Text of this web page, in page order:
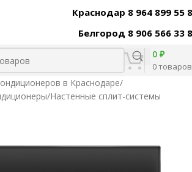
Краснодар 8 964 899 55
Белгород 8 906 566 33
0товаров
0 ₽
в Краснодаре/
/Настенные сплит-системы
Код товара:30061